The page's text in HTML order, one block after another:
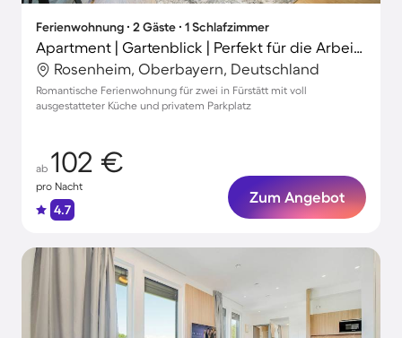
Ferienwohnung ∙ 2 Gäste ∙ 1 Schlafzimmer
Apartment | Gartenblick | Perfekt für die Arbeit von Zuhause
Rosenheim, Oberbayern, Deutschland
Romantische Ferienwohnung für zwei in Fürstätt mit voll
ausgestatteter Küche und privatem Parkplatz
ab 102 €
pro Nacht
4.7
Zum Angebot